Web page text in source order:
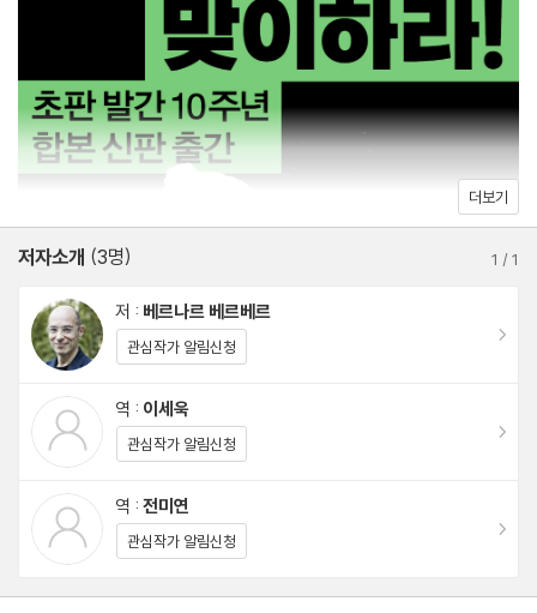
더보기
저자소개 (3명) 1 /1
저 : 베르나르 베르베르
관심작가 알림신청
역 : 이세욱
관심작가 알림신청
역 : 전미연
관심작가 알림신청